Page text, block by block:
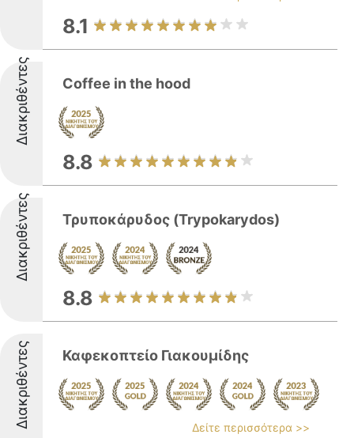
8.1
Διακριθέντες Coffee in the hood
8.8
Διακριθέντες Τρυποκάρυδος (Trypokarydos)
8.8
Διακριθέντες Καφεκοπτείο Γιακουμίδης
Δείτε περισσότερα >>